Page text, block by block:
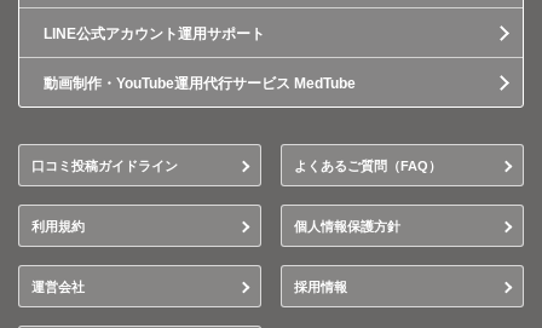
LINE公式アカウント運用サポート
動画制作・YouTube運用代行サービス MedTube
口コミ投稿ガイドライン よくあるご質問（FAQ）
利用規約 個人情報保護方針
運営会社 採用情報